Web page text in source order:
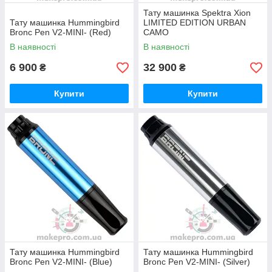
Тату машинка Hummingbird
Bronc Pen V2-MINI- (Red)
В наявності
6 900 ₴
Купити
Тату машинка Spektra Xion
LIMITED EDITION URBAN
CAMO
В наявності
32 900 ₴
Купити
Тату машинка Hummingbird
Bronc Pen V2-MINI- (Blue)
Тату машинка Hummingbird
Bronc Pen V2-MINI- (Silver)